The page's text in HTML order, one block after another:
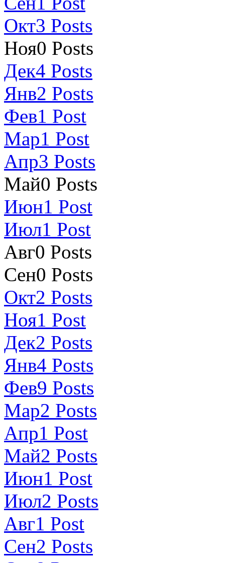
Окт3 Posts
Ноя0 Posts
Дек4 Posts
Янв2 Posts
Фев1 Post
Мар1 Post
Апр3 Posts
Май0 Posts
Июн1 Post
Июл1 Post
Авг0 Posts
Сен0 Posts
Окт2 Posts
Ноя1 Post
Дек2 Posts
Янв4 Posts
Фев9 Posts
Мар2 Posts
Апр1 Post
Май2 Posts
Июн1 Post
Июл2 Posts
Авг1 Post
Сен2 Posts